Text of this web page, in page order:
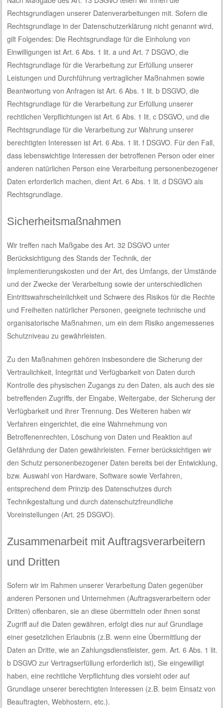
Rechtsgrundlagen unserer Datenverarbeitungen mit. Sofern die
Rechtsgrundlage in der Datenschutzerklärung nicht genannt wird,
gilt Folgendes: Die Rechtsgrundlage für die Einholung von
Einwilligungen ist Art. 6 Abs. 1 lit. a und Art. 7 DSGVO, die
Rechtsgrundlage für die Verarbeitung zur Erfüllung unserer
Leistungen und Durchführung vertraglicher Maßnahmen sowie
Beantwortung von Anfragen ist Art. 6 Abs. 1 lit. b DSGVO, die
Rechtsgrundlage für die Verarbeitung zur Erfüllung unserer
rechtlichen Verpflichtungen ist Art. 6 Abs. 1 lit. c DSGVO, und die
Rechtsgrundlage für die Verarbeitung zur Wahrung unserer
berechtigten Interessen ist Art. 6 Abs. 1 lit. f DSGVO. Für den Fall,
dass lebenswichtige Interessen der betroffenen Person oder einer
anderen natürlichen Person eine Verarbeitung personenbezogener
Daten erforderlich machen, dient Art. 6 Abs. 1 lit. d DSGVO als
Rechtsgrundlage.
Sicherheitsmaßnahmen
Wir treffen nach Maßgabe des Art. 32 DSGVO unter
Berücksichtigung des Stands der Technik, der
Implementierungskosten und der Art, des Umfangs, der Umstände
und der Zwecke der Verarbeitung sowie der unterschiedlichen
Eintrittswahrscheinlichkeit und Schwere des Risikos für die Rechte
und Freiheiten natürlicher Personen, geeignete technische und
organisatorische Maßnahmen, um ein dem Risiko angemessenes
Schutzniveau zu gewährleisten.
Zu den Maßnahmen gehören insbesondere die Sicherung der
Vertraulichkeit, Integrität und Verfügbarkeit von Daten durch
Kontrolle des physischen Zugangs zu den Daten, als auch des sie
betreffenden Zugriffs, der Eingabe, Weitergabe, der Sicherung der
Verfügbarkeit und ihrer Trennung. Des Weiteren haben wir
Verfahren eingerichtet, die eine Wahrnehmung von
Betroffenenrechten, Löschung von Daten und Reaktion auf
Gefährdung der Daten gewährleisten. Ferner berücksichtigen wir
den Schutz personenbezogener Daten bereits bei der Entwicklung,
bzw. Auswahl von Hardware, Software sowie Verfahren,
entsprechend dem Prinzip des Datenschutzes durch
Technikgestaltung und durch datenschutzfreundliche
Voreinstellungen (Art. 25 DSGVO).
Zusammenarbeit mit Auftragsverarbeitern
und Dritten
Sofern wir im Rahmen unserer Verarbeitung Daten gegenüber
anderen Personen und Unternehmen (Auftragsverarbeitern oder
Dritten) offenbaren, sie an diese übermitteln oder ihnen sonst
Zugriff auf die Daten gewähren, erfolgt dies nur auf Grundlage
einer gesetzlichen Erlaubnis (z.B. wenn eine Übermittlung der
Daten an Dritte, wie an Zahlungsdienstleister, gem. Art. 6 Abs. 1 lit.
b DSGVO zur Vertragserfüllung erforderlich ist), Sie eingewilligt
haben, eine rechtliche Verpflichtung dies vorsieht oder auf
Grundlage unserer berechtigten Interessen (z.B. beim Einsatz von
Beauftragten, Webhostern, etc.).